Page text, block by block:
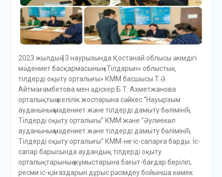
2023 жылдың 13 наурызында Қостанай облысы әкімдігі
мәдениет басқармасының «Тілдарын» облыстық
тілдерді оқыту орталығы» КММ басшысы Т.Ә.
Айтмағамбетова мен әдіскер Б.Т. Ахметжанова
орталықтың желілік жоспарына сәйкес “Науырзым
ауданының мәдениет және тілдерді дамыту бөлімінің”
Тілдерді оқыту орталығы” КММ және “Әулиекөл
ауданының мәдениет және тілдерді дамыту бөлімінің”
Тілдерді оқыту орталығы” КММ-не іс-сапарға барды. Іс-
сапар барысында аудандық тілдерді оқыту
орталықтарының жұмыстарына бағыт-бағдар беріліп,
ресми іс-қағаздарын дұрыс рәсімдеу бойынша көмек